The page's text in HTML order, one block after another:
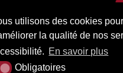
utilisons des cookies
la qualité de nos
En savoir plus
Obligatoires